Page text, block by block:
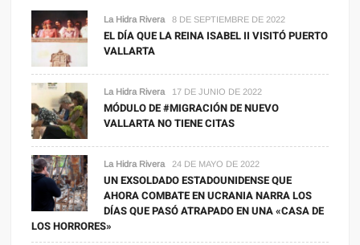
La Hidra Rivera 8 DE SEPTIEMBRE DE 2022
EL DÍA QUE LA REINA ISABEL II VISITÓ PUERTO
VALLARTA
La Hidra Rivera 17 DE JUNIO DE 2022
MÓDULO DE #MIGRACIÓN DE NUEVO
VALLARTA NO TIENE CITAS
La Hidra Rivera 24 DE MAYO DE 2022
UN EXSOLDADO ESTADOUNIDENSE QUE
AHORA COMBATE EN UCRANIA NARRA LOS
DÍAS QUE PASÓ ATRAPADO EN UNA «CASA DE
LOS HORRORES»